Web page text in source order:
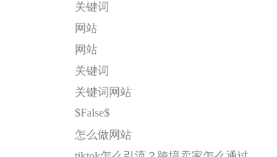
关键词
网站
网站
关键词
关键词网站
$False$
怎么做网站